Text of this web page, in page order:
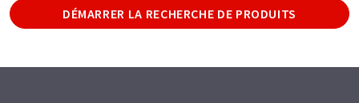
DÉMARRER LA RECHERCHE DE PRODUITS